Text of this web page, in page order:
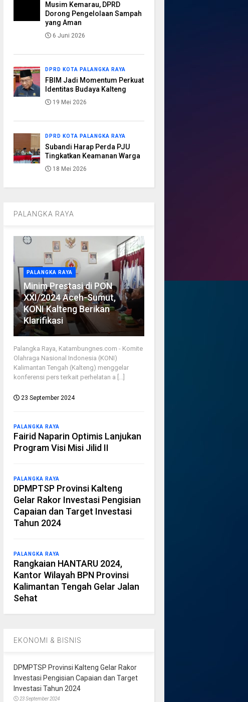
Musim Kemarau, DPRD
Dorong Pengelolaan Sampah
yang Aman
6 Juni 2026
DPRD KOTA PALANGKA RAYA
FBIM Jadi Momentum Perkuat
Identitas Budaya Kalteng
19 Mei 2026
DPRD KOTA PALANGKA RAYA
Subandi Harap Perda PJU
Tingkatkan Keamanan Warga
18 Mei 2026
PALANGKA RAYA
PALANGKA RAYA
Minim Prestasi di PON
XXI/2024 Aceh-Sumut,
KONI Kalteng Berikan
Klarifikasi
Palangka Raya, Katambungnes.com - Komite
Olahraga Nasional Indonesia (KONI)
Kalimantan Tengah (Kalteng) menggelar
konferensi pers terkait perhelatan a [...]
23 September 2024
PALANGKA RAYA
Fairid Naparin Optimis Lanjukan
Program Visi Misi Jilid II
PALANGKA RAYA
DPMPTSP Provinsi Kalteng
Gelar Rakor Investasi Pengisian
Capaian dan Target Investasi
Tahun 2024
PALANGKA RAYA
Rangkaian HANTARU 2024,
Kantor Wilayah BPN Provinsi
Kalimantan Tengah Gelar Jalan
Sehat
EKONOMI & BISNIS
DPMPTSP Provinsi Kalteng Gelar Rakor
Investasi Pengisian Capaian dan Target
Investasi Tahun 2024
23 September 2024